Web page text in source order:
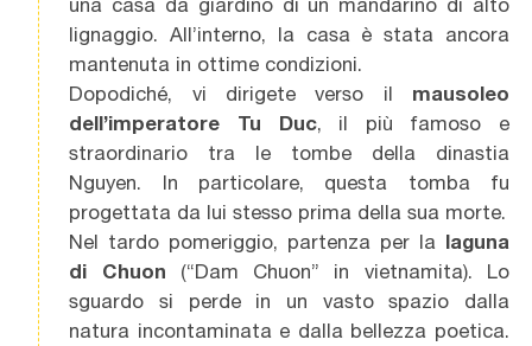
lignaggio. All’interno, la casa è stata ancora
mantenuta in ottime condizioni.
Dopodiché, vi dirigete verso il mausoleo
dell’imperatore Tu Duc, il più famoso e
straordinario tra le tombe della dinastia
Nguyen. In particolare, questa tomba fu
progettata da lui stesso prima della sua morte.
Nel tardo pomeriggio, partenza per la laguna
di Chuon (“Dam Chuon” in vietnamita). Lo
sguardo si perde in un vasto spazio dalla
natura incontaminata e dalla bellezza poetica.